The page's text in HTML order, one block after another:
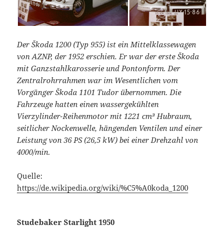
Der Škoda 1200 (Typ 955) ist ein Mittelklassewagen
von AZNP, der 1952 erschien. Er war der erste Škoda
mit Ganzstahlkarosserie und Pontonform. Der
Zentralrohrrahmen war im Wesentlichen vom
Vorgänger Škoda 1101 Tudor übernommen. Die
Fahrzeuge hatten einen wassergekühlten
Vierzylinder-Reihenmotor mit 1221 cm³ Hubraum,
seitlicher Nockenwelle, hängenden Ventilen und einer
Leistung von 36 PS (26,5 kW) bei einer Drehzahl von
4000/min.
Quelle:
https://de.wikipedia.org/wiki/%C5%A0koda_1200
Studebaker Starlight 1950